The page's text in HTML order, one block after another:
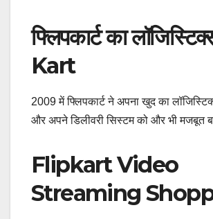
फ्लिपकार्ट का
Kart
2009 में फ्लिपकार्ट ने अपना खुद का
और अपने डिलीवरी सिस्टम को और भी मजबूत
Flipkart Video
Streaming